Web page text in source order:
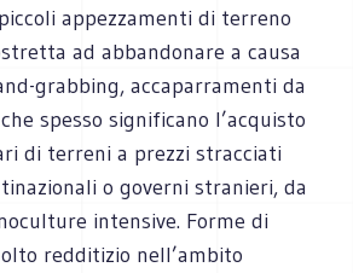
appezzamenti di terreno
ad abbandonare a causa
grabbing, accaparramenti da
spesso significano l’acquisto
di terreni a prezzi stracciati
o governi stranieri, da
intensive. Forme di
redditizio nell’ambito